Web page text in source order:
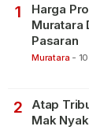
1
Harga
Muratara
Pasaran
Muratara -
2
Atap
Mak